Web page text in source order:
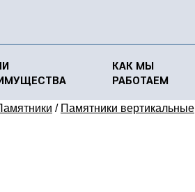
КАК МЫ
РАБОТАЕМ
/ Памятники вертикальные